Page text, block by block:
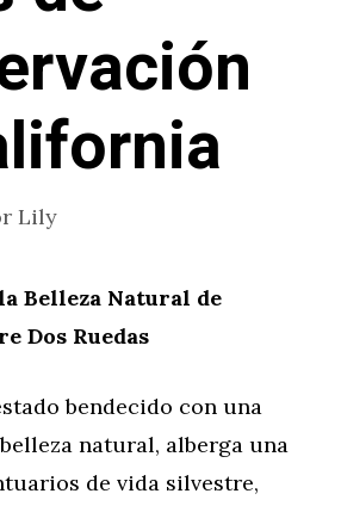
Lily
Belleza Natural de
Dos Ruedas
bendecido con una
natural, alberga una
de vida silvestre,